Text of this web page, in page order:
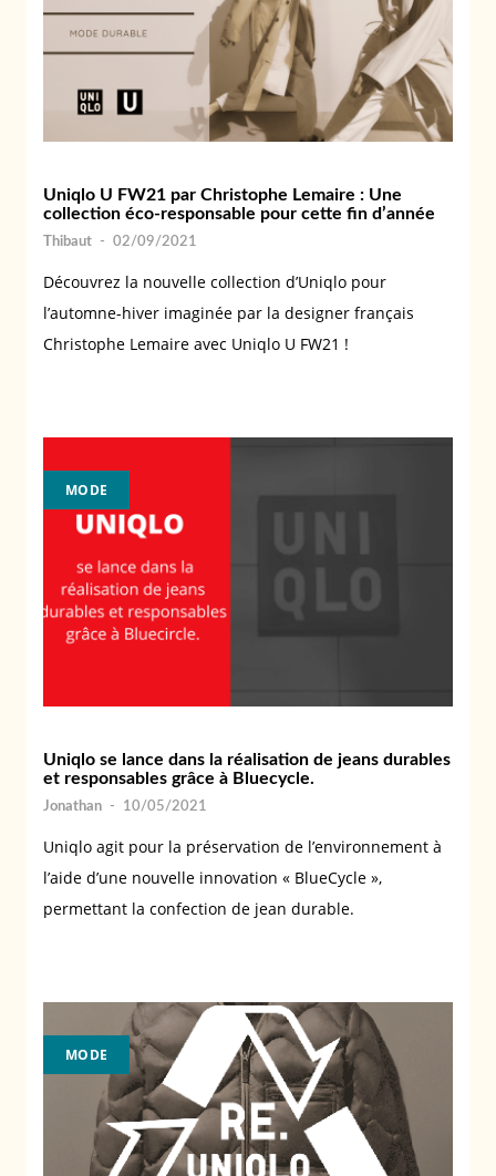
Uniqlo U FW21 par Christophe Lemaire : Une
collection éco-responsable pour cette fin d’année
Thibaut - 02/09/2021
Découvrez la nouvelle collection d’Uniqlo pour
l’automne-hiver imaginée par la designer français
Christophe Lemaire avec Uniqlo U FW21 !
MODE
Uniqlo se lance dans la réalisation de jeans durables
et responsables grâce à Bluecycle.
Jonathan - 10/05/2021
Uniqlo agit pour la préservation de l’environnement à
l’aide d’une nouvelle innovation « BlueCycle »,
permettant la confection de jean durable.
MODE